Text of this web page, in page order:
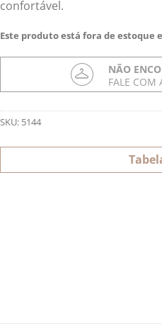
confortável.
Este produto está fora de estoque
NÃO
FALE COM
SKU: 5144